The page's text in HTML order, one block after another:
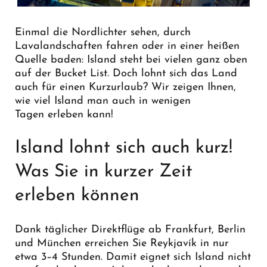
Einmal die Nordlichter sehen, durch
Lavalandschaften fahren oder in einer heißen
Quelle baden: Island steht bei vielen ganz oben
auf der Bucket List. Doch lohnt sich das Land
auch für einen Kurzurlaub? Wir zeigen Ihnen,
wie viel Island man auch in wenigen
Tagen erleben kann!
Island lohnt sich auch kurz!
Was Sie in kurzer Zeit
erleben können
Dank täglicher Direktflüge ab Frankfurt, Berlin
und München erreichen Sie Reykjavík in nur
etwa 3–4 Stunden. Damit eignet sich Island nicht